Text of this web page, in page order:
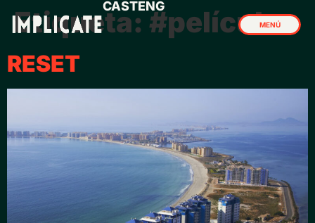
CASTENG
MENÚ
Etiqueta:#película
RESET